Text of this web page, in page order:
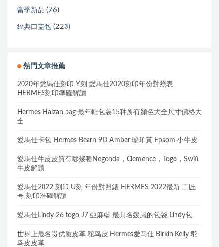
當季新品 (76)
经典口盖包 (223)
熱門文章推薦
2020年愛馬仕刻印 Y刻 愛馬仕2020刻印年份對照表
HERMES刻印準確解讀
Hermes Halzan bag 最年輕包袋15种所有顏色大全尺寸價格大
全
愛馬仕卡包 Hermes Bearn 9D Amber 琥珀黃 Epsom 小牛皮
愛馬仕牛皮皮質有哪幾種Negonda，Clemence，Togo，Swift
牛皮解讀
愛馬仕2022 刻印 U刻 年份對照錶 HERMES 2022最新 工匠
号 刻印准確解讀
愛馬仕Lindy 26 togo J7 亞麻藍 最具名媛風的包袋 Lindy包
世界上最名贵优质皮革 鸵鸟皮 Hermes爱马仕 Birkin Kelly 鸵
鸟皮皮革